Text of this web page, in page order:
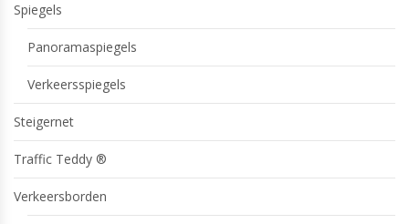
Spiegels
Panoramaspiegels
Verkeersspiegels
Steigernet
Traffic Teddy ®
Verkeersborden